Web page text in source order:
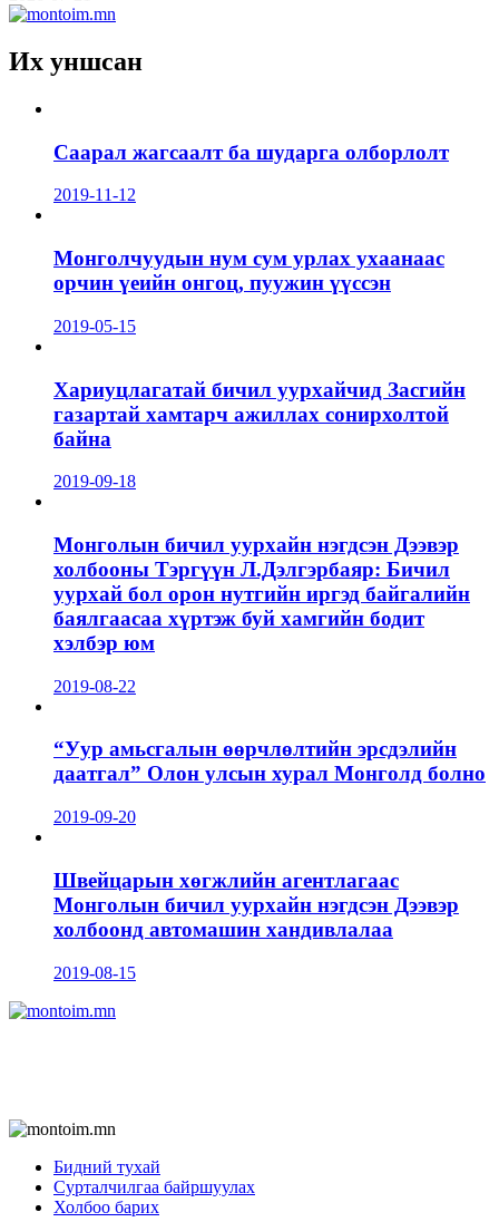
Их уншсан
Саарал жагсаалт ба шударга олборлолт
2019-11-12
Монголчуудын нум сум урлах ухаанаас
орчин үеийн онгоц, пуужин үүссэн
2019-05-15
Хариуцлагатай бичил уурхайчид Засгийн
газартай хамтарч ажиллах сонирхолтой
байна
2019-09-18
Монголын бичил уурхайн нэгдсэн Дээвэр
холбооны Тэргүүн Л.Дэлгэрбаяр: Бичил
уурхай бол орон нутгийн иргэд байгалийн
баялгаасаа хүртэж буй хамгийн бодит
хэлбэр юм
2019-08-22
“Уур амьсгалын өөрчлөлтийн эрсдэлийн
даатгал” Олон улсын хурал Монголд болно
2019-09-20
Швейцарын хөгжлийн агентлагаас
Монголын бичил уурхайн нэгдсэн Дээвэр
холбоонд автомашин хандивлалаа
2019-08-15
Бидний тухай
Сурталчилгаа байршуулах
Холбоо барих